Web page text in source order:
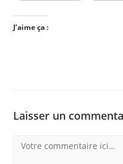
J’aime ça :
Laisser un
Comment